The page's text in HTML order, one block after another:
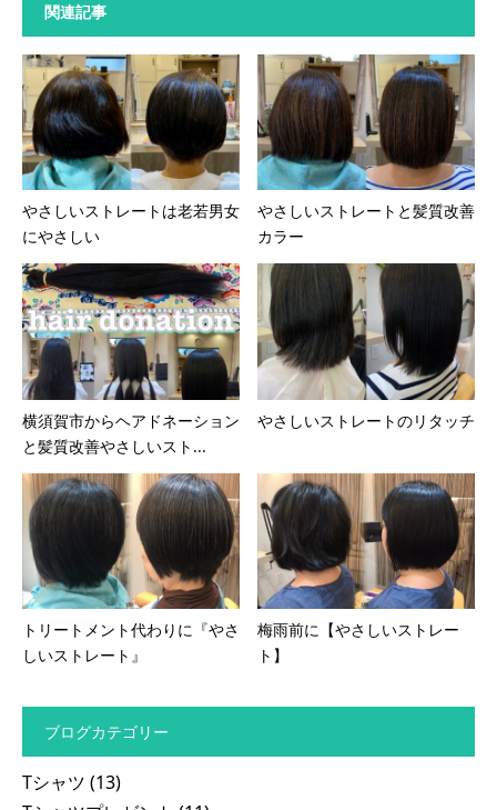
関連記事
やさしいストレートは老若男女
にやさしい
やさしいストレートと髪質改善
カラー
横須賀市からヘアドネーション
と髪質改善やさしいスト...
やさしいストレートのリタッチ
トリートメント代わりに『やさ
しいストレート』
梅雨前に【やさしいストレー
ト】
ブログカテゴリー
Tシャツ (13)